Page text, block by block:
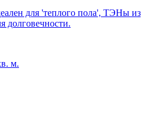
для 'теплого пола', ТЭНы из
долговечности.
м.